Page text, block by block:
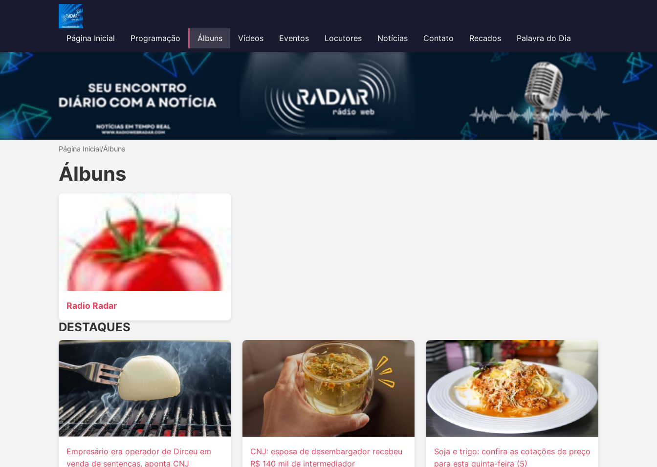
Página Inicial Programação Álbuns Vídeos Eventos Locutores Notícias Contato Recados Palavra do Dia
Página Inicial/Álbuns
Álbuns
Radio Radar
DESTAQUES
Empresário era operador de Dirceu em
venda de sentenças, aponta CNJ
CNJ: esposa de desembargador recebeu
R$ 140 mil de intermediador
Soja e trigo: confira as cotações de preço
para esta quinta-feira (5)